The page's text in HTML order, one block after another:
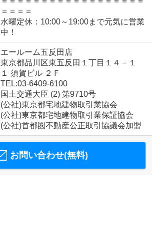
＝＝＝＝
水曜定休：10:00～19:00まで元気に営業
中！
エールーム五反田店
東京都品川区東五反田１丁目１４－１
１ 須賀ビル ２Ｆ
TEL:03-6409-6100
国土交通大臣 (2) 第9710号
(公社)東京都宅地建物取引業協会
(公社)東京都宅地建物取引業保証協会
(公社)首都圏不動産公正取引協議会加盟
お問い合わせ(無料)